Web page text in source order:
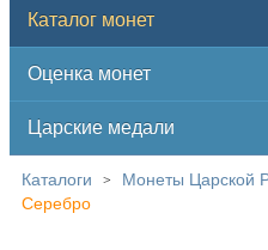
Каталог монет
Оценка монет
Царские медали
Каталоги > Монеты Царской
Серебро